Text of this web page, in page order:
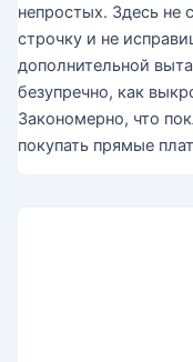
непростых. Здесь не
строчку и не
дополнительной
безупречно, как
Закономерно, что
покупать прямые